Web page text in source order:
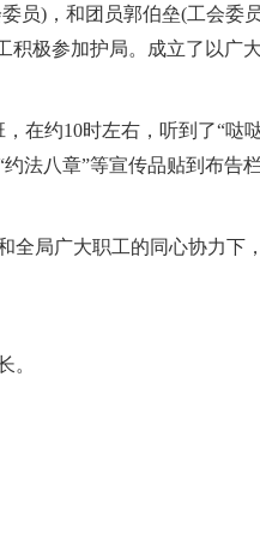
员)，和团员郭伯垒(工会委
积极参加护局。成立了以广
约10时左右，听到了“哒
法八章”等宣传品贴到布告
广大职工的同心协力下
。